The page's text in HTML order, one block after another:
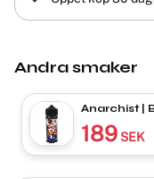
Andra smaker
Anarchist |
Shortfill
189 SEK